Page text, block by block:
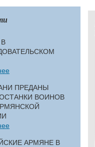
В
ПРЕДАНЫ
ВОИНОВ
АРМЯНЕ В